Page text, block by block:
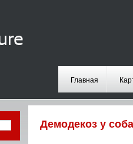
Главная
Демодекоз у